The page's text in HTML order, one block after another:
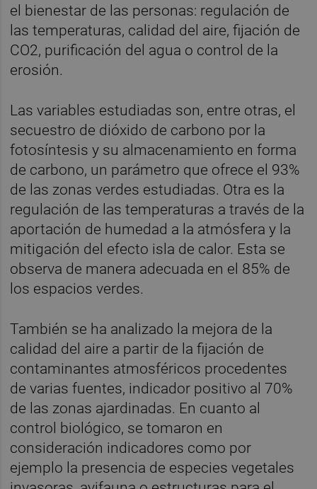
el bienestar de las personas: regulación de
las temperaturas, calidad del aire, fijación de
CO2, purificación del agua o control de la
erosión.
Las variables estudiadas son, entre otras, el
secuestro de dióxido de carbono por la
fotosíntesis y su almacenamiento en forma
de carbono, un parámetro que ofrece el 93%
de las zonas verdes estudiadas. Otra es la
regulación de las temperaturas a través de la
aportación de humedad a la atmósfera y la
mitigación del efecto isla de calor. Esta se
observa de manera adecuada en el 85% de
los espacios verdes.
También se ha analizado la mejora de la
calidad del aire a partir de la fijación de
contaminantes atmosféricos procedentes
de varias fuentes, indicador positivo al 70%
de las zonas ajardinadas. En cuanto al
control biológico, se tomaron en
consideración indicadores como por
ejemplo la presencia de especies vegetales